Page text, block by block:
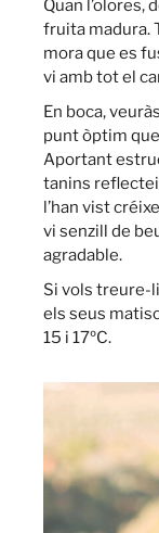
Quan l’olores,
fruita madura.
mora que es
vi amb tot el
En boca,
punt òptim
Aportant
tanins
l’han vist
vi senzill de
agradable.
Si vols treure-
els seus
15 i 17ºC.